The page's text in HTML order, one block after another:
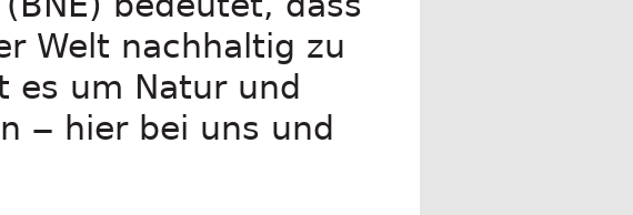
Welt nachhaltig zu
es um Natur und
‒ hier bei uns und